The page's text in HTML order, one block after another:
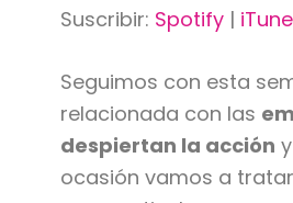
Suscribir: Spotify|
Seguimos con esta
relacionada con las
despiertan la acción
ocasión vamos a